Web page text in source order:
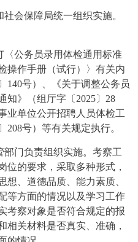
会保障局统一组织实施。
〈公务员录用体检通用标准
操作手册（试行）〉有关内
140号）、《关于调整公务员
知》（组厅字〔2025〕28
业单位公开招聘人员体检工
208号）等有关规定执行。
门负责组织实施。考察工
位的要求，采取多种形式，
想、道德品质、能力素质、
等方面的情况以及学习工作
考察对象是否符合规定的报
相关材料是否真实、准确，